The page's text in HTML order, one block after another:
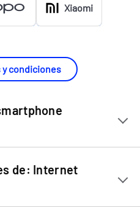
Xiaomi
condiciones
de: Internet